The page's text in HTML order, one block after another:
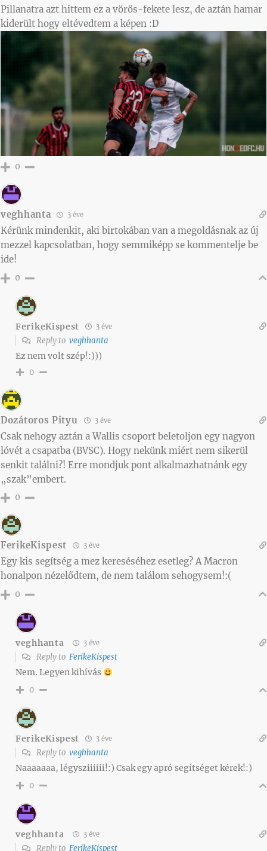
Pillanatra azt hittem ez a vörös-fekete lesz, de aztán hamar
kiderült hogy eltévedtem a képen :D
0
veghhanta 3 éve
Kérünk mindenkit, aki birtokában van a megoldásnak az új
mezzel kapcsolatban, hogy semmiképp se kommentelje be
ide!
0
FerikeKispest 3 éve
Reply to veghhanta
Ez nem volt szép!:)))
0
Dozátoros Pityu 3 éve
Csak nehogy aztán a Wallis csoport beletoljon egy nagyon
lóvét a csapatba (BVSC). Hogy nekünk miért nem sikerül
senkit találni?! Erre mondjuk pont alkalmazhatnánk egy
„szak”embert.
0
FerikeKispest 3 éve
Egy kis segítség a mez kereséséhez esetleg? A Macron
honalpon nézelődtem, de nem találom sehogysem!:(
0
veghhanta 3 éve
Reply to FerikeKispest
Nem. Legyen kihívás
0
FerikeKispest 3 éve
Reply to veghhanta
Naaaaaaa, légysziiiiii!:) Csak egy apró segítséget kérek!:)
0
veghhanta 3 éve
Reply to FerikeKispest